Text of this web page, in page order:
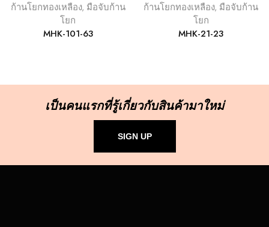
ก้านโยกทองเหลือง, มือจับก้าน
โยก
MHK-101-63
ก้านโยกทองเหลือง, มือจับก้าน
โยก
MHK-21-23
เป็นคนแรกที่รู้เกี่ยวกับสินค้ามาใหม่
SIGN UP